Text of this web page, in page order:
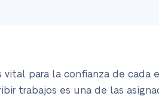
para la confianza de cada
trabajos es una de las